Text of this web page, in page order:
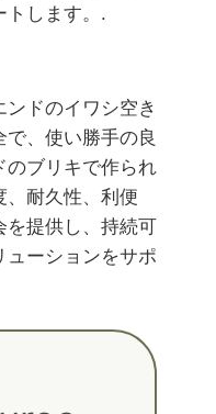
トします。.
ドのイワシ空き
、使い勝手の良
のブリキで作られ
、耐久性、利便
を提供し、持続可
ューションをサポ